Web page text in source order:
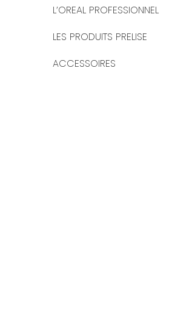
L’OREAL PROFESSIONNEL
LES PRODUITS PRELISE
ACCESSOIRES